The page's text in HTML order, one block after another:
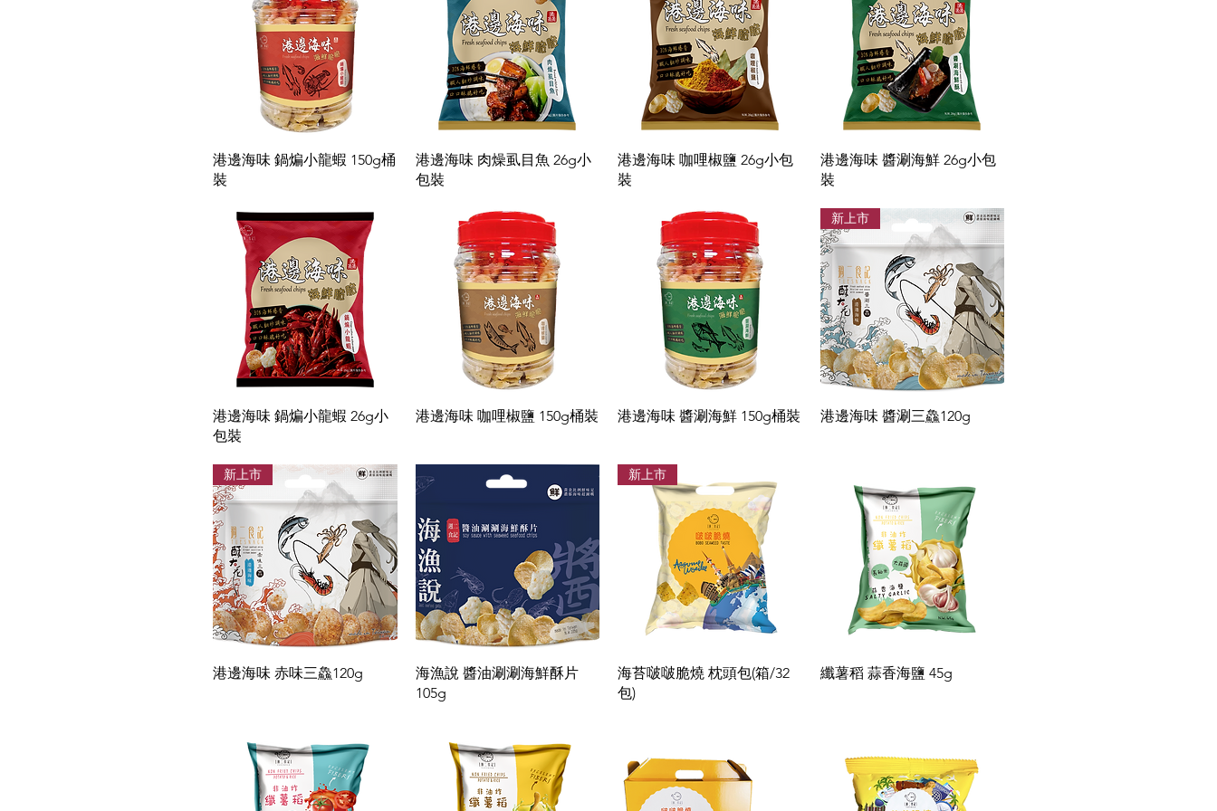
快速瀏覽
港邊海味 鍋煸小龍蝦 150g桶
裝
快速瀏覽
港邊海味 肉燥虱目魚 26g小
包裝
快速瀏覽
港邊海味 咖哩椒鹽 26g小包
裝
快速瀏覽
港邊海味 醬涮海鮮 26g小包
裝
快速瀏覽
港邊海味 鍋煸小龍蝦 26g小
包裝
快速瀏覽
港邊海味 咖哩椒鹽 150g桶裝 快速瀏覽
港邊海味 醬涮海鮮 150g桶裝 快速瀏覽
新上市
港邊海味 醬涮三鱻120g
快速瀏覽
新上市
港邊海味 赤味三鱻120g 快速瀏覽
海漁說 醬油涮涮海鮮酥片
105g
快速瀏覽
新上市
海苔啵啵脆燒 枕頭包(箱/32
包)
快速瀏覽
纖薯稻 蒜香海鹽 45g